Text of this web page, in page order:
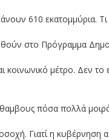
610 εκατομμύρια. Τι
στο Πρόγραμμα
μέτρο. Δεν το
πόσα πολλά
Γιατί η